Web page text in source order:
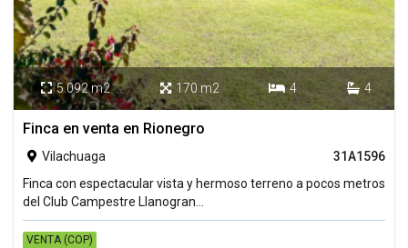
 5.092 m2  170 m2  4  4
Finca en venta en Rionegro
 Vilachuaga
31A1596
Finca con espectacular vista y hermoso terreno a pocos metros
del Club Campestre Llanogran...
VENTA (COP)